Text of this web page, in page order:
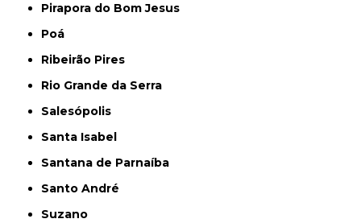
Pirapora do Bom Jesus
Poá
Ribeirão Pires
Rio Grande da Serra
Salesópolis
Santa Isabel
Santana de Parnaíba
Santo André
Suzano